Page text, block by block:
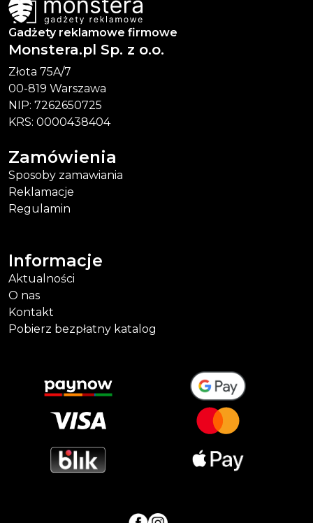
Gadżety reklamowe firmowe
Monstera.pl Sp. z o.o.
Złota 75A/7
00-819 Warszawa
NIP: 7262650725
KRS: 0000438404
Zamówienia
Sposoby zamawiania
Reklamacje
Regulamin
Informacje
Aktualności
O nas
Kontakt
Pobierz bezpłatny katalog